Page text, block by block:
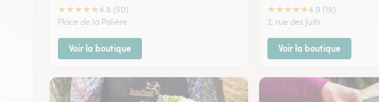
★★★★★4.8 (50)
Place de la Palière
Voir la boutique
★★★★★4.9 (19)
2, rue des Juifs
Voir la boutique